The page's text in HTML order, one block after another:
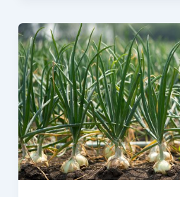
Cultivo,
cuidados
y
siembra
de
la
cebolla